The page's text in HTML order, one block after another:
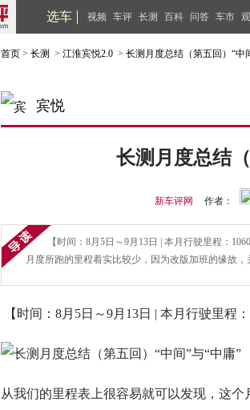
选车 视频 车评 长测 百科 问答 车市
首页 > 长测 > 江淮宾悦2.0 > 长测月度总结（第五回）“中
宾悦
长测月度总结
新车评网 作者：
【时间：8月5日～9月13日 | 本月行驶里程：
月度所跑的里程着实比较少，因为改版加班的缘故
【时间：8月5日～9月13日 | 本月行驶里程
从我们的里程表上很容易就可以发现，这